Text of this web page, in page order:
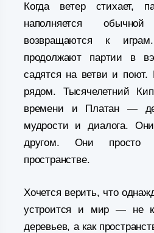
Когда ветер стихает,
наполняется
возвращаются к
продолжают партии в
садятся на ветви и поют.
рядом. Тысячелетний
времени и Платан —
мудрости и диалога.
другом. Они
пространстве.
Хочется верить, что
устроится и мир — не
деревьев, а как